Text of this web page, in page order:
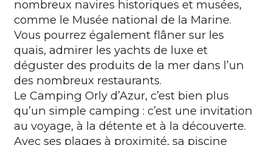
nombreux navires historiques et musées,
comme le Musée national de la Marine.
Vous pourrez également flâner sur les
quais, admirer les yachts de luxe et
déguster des produits de la mer dans l’un
des nombreux restaurants.
Le Camping Orly d’Azur, c’est bien plus
qu’un simple camping : c’est une invitation
au voyage, à la détente et à la découverte.
Avec ses plages à proximité, sa piscine